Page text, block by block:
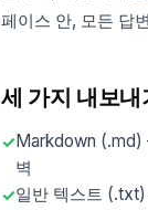
페이스 안, 모든 답
세 가지 내보내
Markdown (.md)
벽
일반 텍스트